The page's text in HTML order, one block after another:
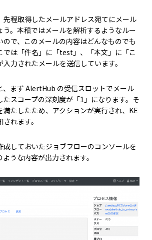
先程取得したメールアドレス宛てにメール
う。本稿ではメールを解析するようなルー
ので、このメールの内容はどんなものでも
では「件名」に「test」、「本文」に「こ
力されたメールを送信しています。
、まず AlertHub の受信スロットでメール
スコープの深刻度が「1」になります。そ
満たしたため、アクションが実行され、KE
れます。
成しておいたジョブフローのコンソールを
うな内容が出力されます。